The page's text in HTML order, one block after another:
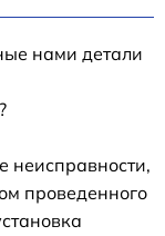
нами детали
неисправности,
проведенного